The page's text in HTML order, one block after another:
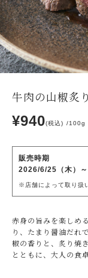
牛肉の山椒炙
¥940(税込) 100g
販売時期
2026/6/25（木）～
※店舗によって取り扱
赤身の旨みを楽しめ
り、たまり醤油だれ
椒の香りと、炙り焼
とともに、大人の食